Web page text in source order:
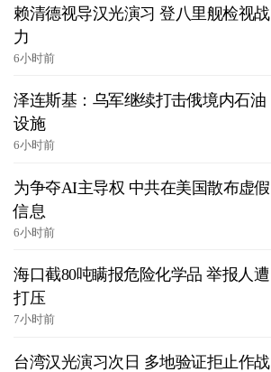
赖清德视导汉光演习 登八里舰检视战
力
6小时前
泽连斯基：乌军继续打击俄境内石油
设施
6小时前
为争夺AI主导权 中共在美国散布虚假
信息
6小时前
海口截80吨瞒报危险化学品 举报人遭
打压
7小时前
台湾汉光演习次日 多地验证拒止作战